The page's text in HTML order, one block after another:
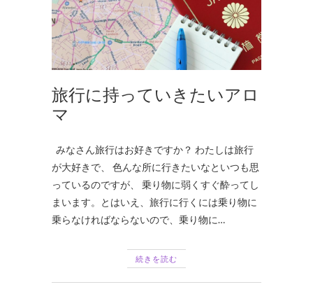
旅行に持っていきたいアロ
マ
みなさん旅行はお好きですか？ わたしは旅行
が大好きで、 色んな所に行きたいなといつも思
っているのですが、 乗り物に弱くすぐ酔ってし
まいます。とはいえ、旅行に行くには乗り物に
乗らなければならないので、乗り物に…
続きを読む